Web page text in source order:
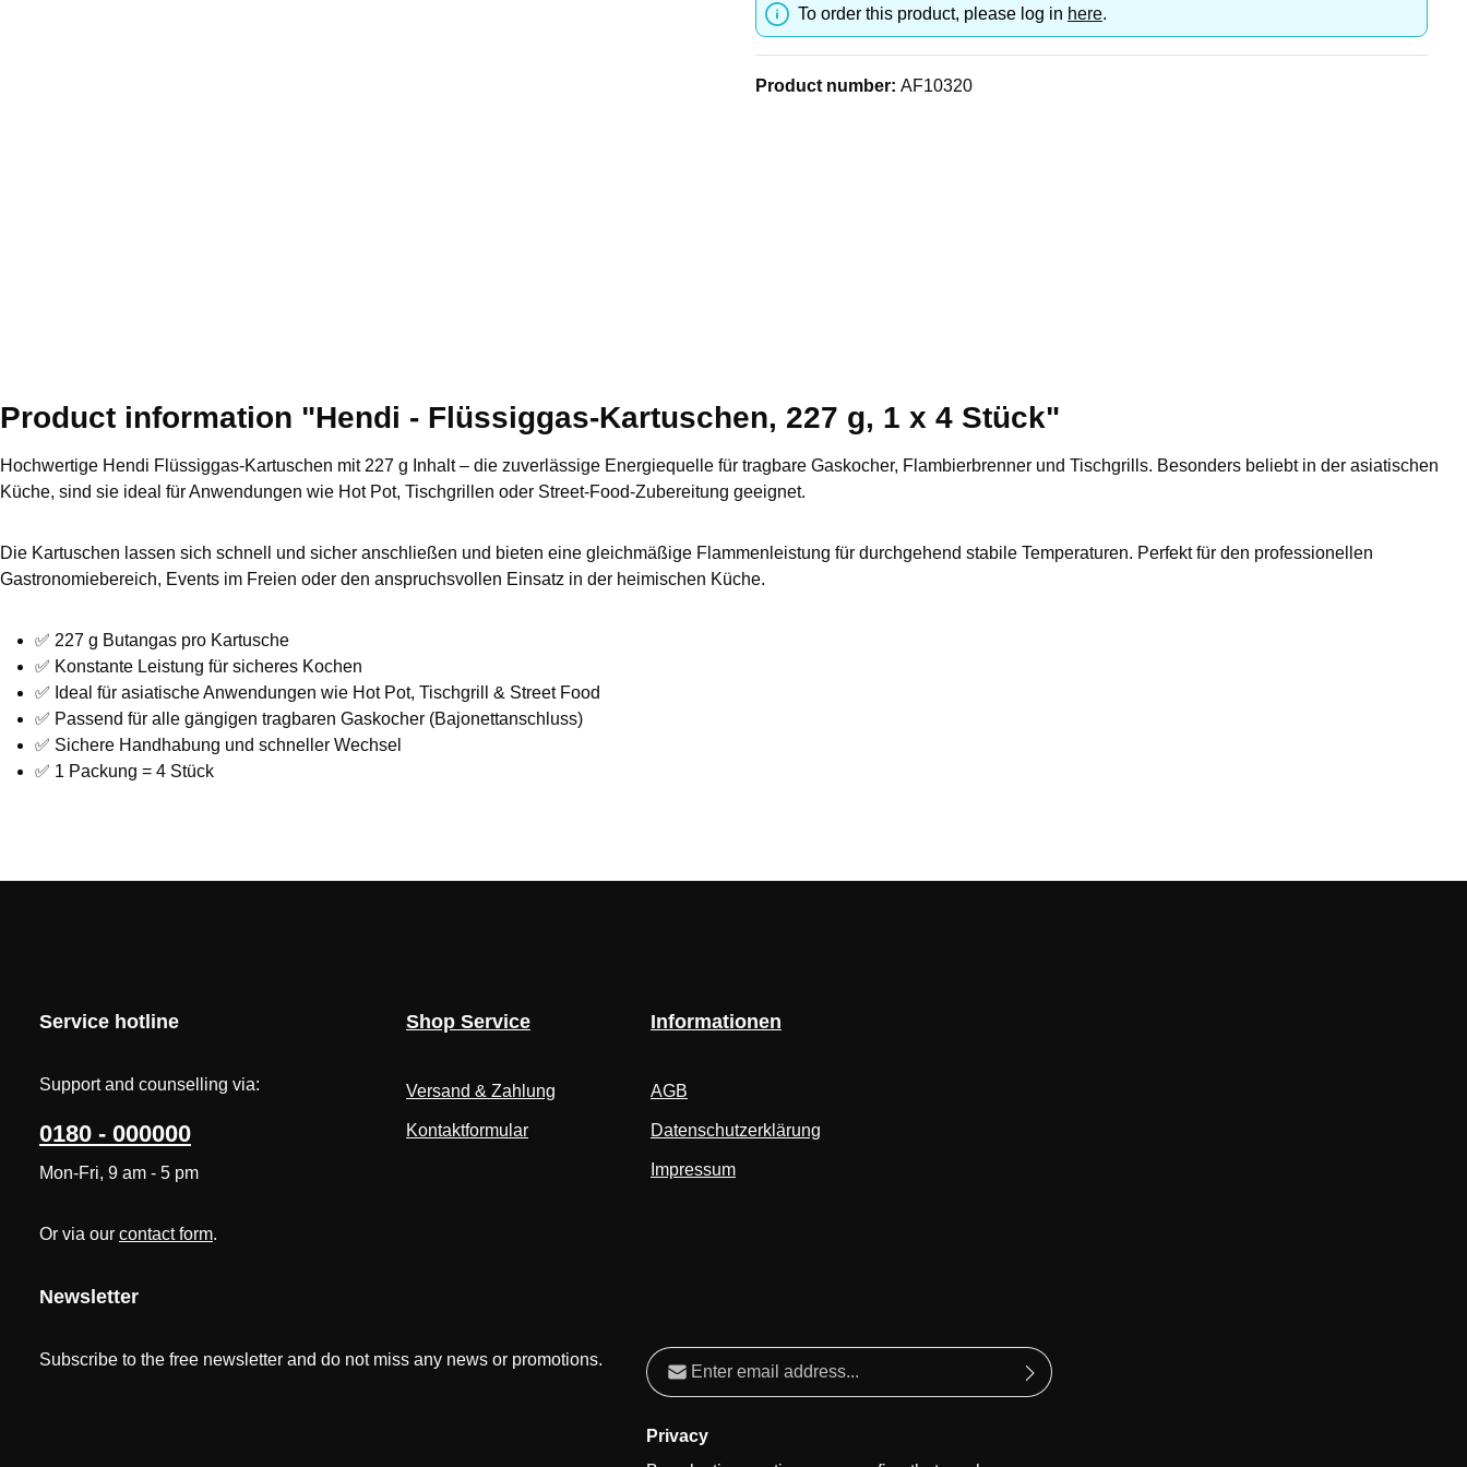
To order this product, please log in here.
Product number: AF10320
Product information "Hendi - Flüssiggas-Kartuschen, 227 g, 1 x 4 Stück"
Hochwertige Hendi Flüssiggas-Kartuschen mit 227 g Inhalt – die zuverlässige Energiequelle für tragbare Gaskocher, Flambierbrenner und Tischgrills. Besonders beliebt in der asiatischen
Küche, sind sie ideal für Anwendungen wie Hot Pot, Tischgrillen oder Street-Food-Zubereitung geeignet.
Die Kartuschen lassen sich schnell und sicher anschließen und bieten eine gleichmäßige Flammenleistung für durchgehend stabile Temperaturen. Perfekt für den professionellen
Gastronomiebereich, Events im Freien oder den anspruchsvollen Einsatz in der heimischen Küche.
✅ 227 g Butangas pro Kartusche
✅ Konstante Leistung für sicheres Kochen
✅ Ideal für asiatische Anwendungen wie Hot Pot, Tischgrill & Street Food
✅ Passend für alle gängigen tragbaren Gaskocher (Bajonettanschluss)
✅ Sichere Handhabung und schneller Wechsel
✅ 1 Packung = 4 Stück
Service hotline
Support and counselling via:
0180 - 000000
Mon-Fri, 9 am - 5 pm
Or via our contact form.
Shop Service
Versand & Zahlung
Kontaktformular
Informationen
AGB
Datenschutzerklärung
Impressum
Newsletter
Subscribe to the free newsletter and do not miss any news or promotions. Email address*
Privacy